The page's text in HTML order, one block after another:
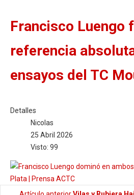
Francisco Luengo
referencia
ensayos del TC
Detalles
Nicolas
25 Abril 2026
Visto: 99